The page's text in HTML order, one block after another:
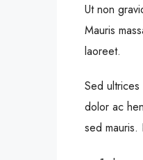
Ut non
Mauris
laoreet.
Sed
dolor ac
sed mauris.